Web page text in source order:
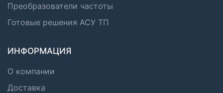
Преобразователи частоты
Готовые решения АСУ ТП
ИНФОРМАЦИЯ
О компании
Доставка